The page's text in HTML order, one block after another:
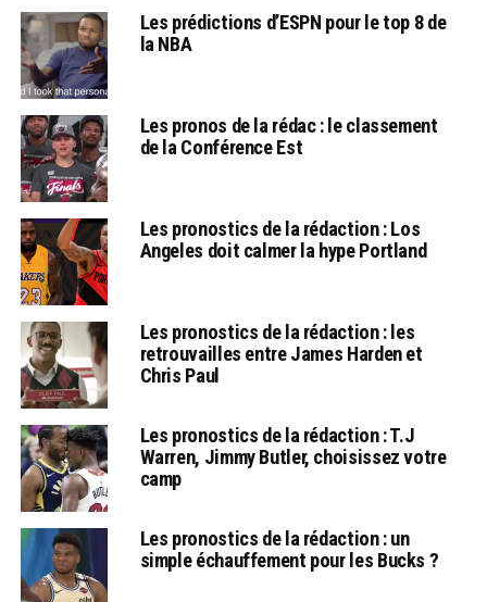
Les prédictions d’ESPN pour le top 8 de
la NBA
Les pronos de la rédac : le classement
de la Conférence Est
Les pronostics de la rédaction : Los
Angeles doit calmer la hype Portland
Les pronostics de la rédaction : les
retrouvailles entre James Harden et
Chris Paul
Les pronostics de la rédaction : T.J
Warren, Jimmy Butler, choisissez votre
camp
Les pronostics de la rédaction : un
simple échauffement pour les Bucks ?